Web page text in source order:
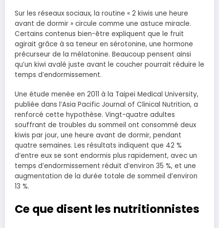
Sur les réseaux sociaux, la routine « 2 kiwis une heure
avant de dormir » circule comme une astuce miracle.
Certains contenus bien-être expliquent que le fruit
agirait grâce à sa teneur en sérotonine, une hormone
précurseur de la mélatonine. Beaucoup pensent ainsi
qu’un kiwi avalé juste avant le coucher pourrait réduire le
temps d’endormissement.
Une étude menée en 2011 à la Taipei Medical University,
publiée dans l’Asia Pacific Journal of Clinical Nutrition, a
renforcé cette hypothèse. Vingt-quatre adultes
souffrant de troubles du sommeil ont consommé deux
kiwis par jour, une heure avant de dormir, pendant
quatre semaines. Les résultats indiquent que 42 %
d’entre eux se sont endormis plus rapidement, avec un
temps d’endormissement réduit d’environ 35 %, et une
augmentation de la durée totale de sommeil d’environ
13 %.
Ce que disent les nutritionnistes